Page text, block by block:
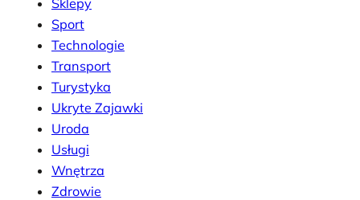
Sklepy
Sport
Technologie
Transport
Turystyka
Ukryte Zajawki
Uroda
Usługi
Wnętrza
Zdrowie